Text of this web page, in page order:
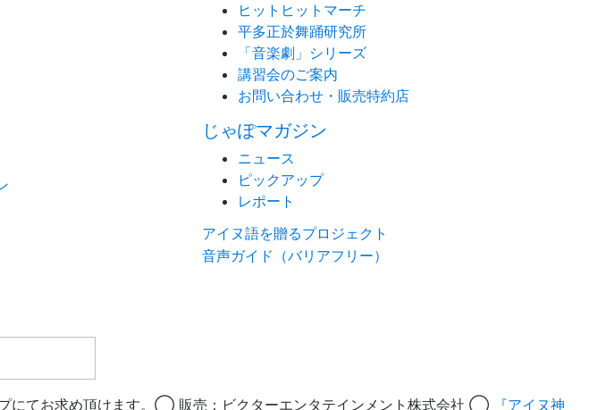
ヒットヒットマーチ
平多正於舞踊研究所
「音楽劇」シリーズ
講習会のご案内
お問い合わせ・販売特約店
じゃぽマガジン
ニュース
ピックアップ
レポート
アイヌ語を贈るプロジェクト
音声ガイド（バリアフリー）
にてお求め頂けます。◯ 販売：ビクターエンタテインメント株式会社 ◯ 『アイヌ神